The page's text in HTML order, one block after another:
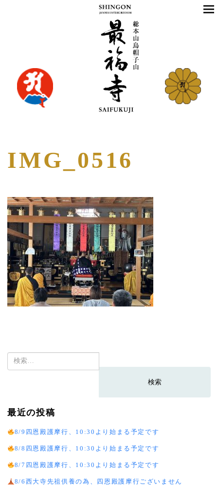
IMG_0516
検
索:
最近の投稿
8/9四恩殿護摩行、10:30より始まる予定です
8/8四恩殿護摩行、10:30より始まる予定です
8/7四恩殿護摩行、10:30より始まる予定です
8/6西大寺先祖供養の為、四恩殿護摩行ございません